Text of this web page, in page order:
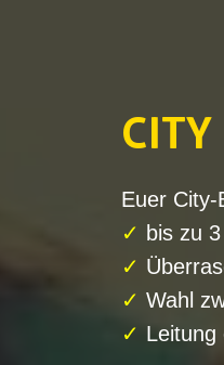
CITY
Euer City-
✓ bis zu
✓
✓ Wahl
✓ Leitung